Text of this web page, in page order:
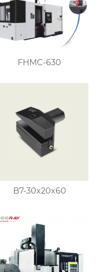
FHMC-630
B7-30x20x60